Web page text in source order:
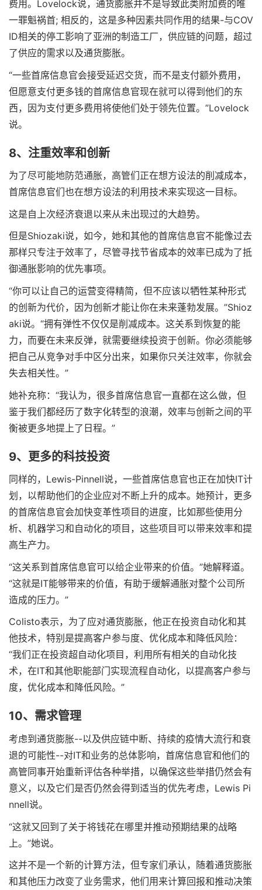
费用。Lovelock说，通货膨胀并不是导致此类附加费的唯
一罪魁祸首; 相反的，这是多种因素共同作用的结果-与COV
ID相关的停工影响了亚洲的制造工厂，供应链的问题，超过
了供应的需求以及通货膨胀。
“一些首席信息官会接受延迟交货，而不是支付额外费用，
但愿意支付更多钱的首席信息官现在就可以得到他们的东
西，因为支付更多费用将使他们处于领先位置。”Lovelock
说。
8、注重效率和创新
为了尽可能地防范通胀，高管们正在想方设法的削减成本，
首席信息官们也在想方设法的利用技术来实现这一目标。
这是自上次经济衰退以来从未出现过的大趋势。
但是Shiozaki说，如今，她和其他的首席信息官不能像过去
那样只专注于效率了，尽管寻找节省成本的效率已成为了抵
御通胀影响的优先事项。
“你可以让自己的运营变得精简，但不应该以牺牲某种形式
的创新为代价，因为创新才能让你在未来蓬勃发展。”Shioz
aki说。“拥有弹性不仅仅是削减成本。这关系到恢复的能
力，而要在未来反弹，就需要继续投资于创新。你必须能够
把自己从竞争对手中区分出来，如果你只关注效率，你就会
失去相关性。”
她补充称：“我认为，很多首席信息官一直都在这么做，但
鉴于我们都经历了数字化转型的浪潮，效率与创新之间的平
衡被更多地提上了日程。”
9、更多的科技投资
同样的，Lewis-Pinnell说，一些首席信息官也正在加快IT计
划，以帮助他们的企业应对不断上升的成本。她预计，更多
的首席信息官会加快变革性项目的进度，比如那些使用分
析、机器学习和自动化的项目，这些项目可以带来效率和提
高生产力。
“这关系到首席信息官可以给企业带来的价值。”她解释道。
“这就是IT能够带来的价值，有助于缓解通胀对整个公司所
造成的压力。”
Colisto表示，为了应对通货膨胀，他正在投资自动化和其
他技术，特别是提高客户参与度、优化成本和降低风险：
“我们正在投资超自动化项目，利用所有相关的自动化技
术，在IT和其他职能部门实现流程自动化，以提高客户参与
度，优化成本和降低风险。”
10、需求管理
考虑到通货膨胀--以及供应链中断、持续的疫情大流行和衰
退的可能性--对IT和业务的总体影响，首席信息官和他们的
高管同事开始重新评估各种举措，以确保这些举措仍然会有
意义，以及它们是否仍然会得到适当的优先考虑，Lewis Pi
nnell说。
“这就又回到了关于将钱花在哪里并推动预期结果的战略
上。”她说。
这并不是一个新的计算方法，但专家们承认，随着通货膨胀
和其他压力改变了业务需求，他们用来计算回报和推动决策